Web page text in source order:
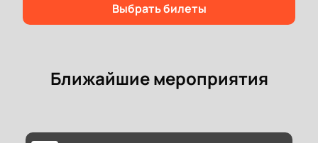
Выбрать билеты
Ближайшие мероприятия